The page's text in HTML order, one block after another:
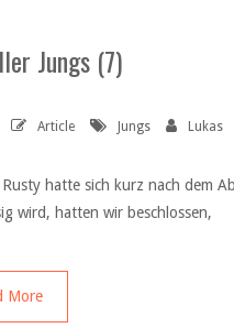
Jungs (7)
Article Jungs Lukas
hatte sich kurz nach dem
wird, hatten wir beschlossen,
More